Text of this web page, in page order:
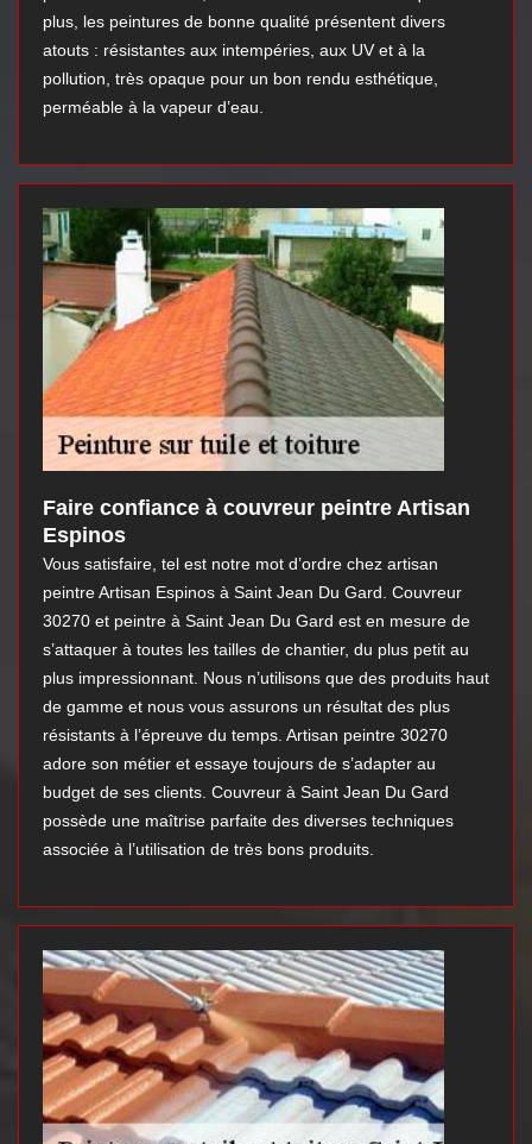
plus, les peintures de bonne qualité présentent divers
atouts : résistantes aux intempéries, aux UV et à la
pollution, très opaque pour un bon rendu esthétique,
perméable à la vapeur d’eau.
Faire confiance à couvreur peintre Artisan
Espinos
Vous satisfaire, tel est notre mot d’ordre chez artisan
peintre Artisan Espinos à Saint Jean Du Gard. Couvreur
30270 et peintre à Saint Jean Du Gard est en mesure de
s’attaquer à toutes les tailles de chantier, du plus petit au
plus impressionnant. Nous n’utilisons que des produits haut
de gamme et nous vous assurons un résultat des plus
résistants à l’épreuve du temps. Artisan peintre 30270
adore son métier et essaye toujours de s’adapter au
budget de ses clients. Couvreur à Saint Jean Du Gard
possède une maîtrise parfaite des diverses techniques
associée à l’utilisation de très bons produits.